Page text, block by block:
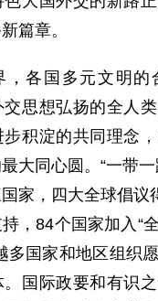
篇章。
，各国多元文明的
思想弘扬的全人
积淀的共同理念
大同心圆。“一带
家，四大全球倡议
，84个国家加入“
多国家和地区组织
国际政要和有识